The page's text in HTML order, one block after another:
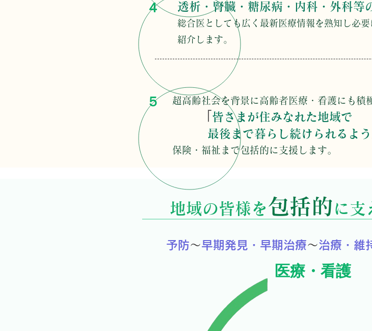
５ 超高齢社会を背景に高齢者医療・看護にも積
皆さまが住みなれた地域で
最後まで暮らし続けられるよう
保険・福祉まで包括的に支援します。
４ 透析・腎臓・糖尿病・内科・外科等
総合医としても広く最新医療情報を熟知し必
紹介します。
予防～早期発見・早期治療～治療・維
医療・看護
地域の皆様を包括的に支